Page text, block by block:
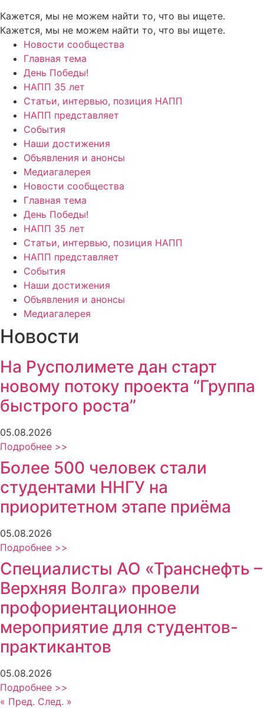
Кажется, мы не можем найти то, что вы ищете.
Кажется, мы не можем найти то, что вы ищете.
Новости сообщества
Главная тема
День Победы!
НАПП 35 лет
Статьи, интервью, позиция НАПП
НАПП представляет
События
Наши достижения
Объявления и анонсы
Медиагалерея
Новости сообщества
Главная тема
День Победы!
НАПП 35 лет
Статьи, интервью, позиция НАПП
НАПП представляет
События
Наши достижения
Объявления и анонсы
Медиагалерея
Новости
На Русполимете дан старт
новому потоку проекта “Группа
быстрого роста”
05.08.2026
Подробнее >>
Более 500 человек стали
студентами ННГУ на
приоритетном этапе приёма
05.08.2026
Подробнее >>
Специалисты АО «Транснефть –
Верхняя Волга» провели
профориентационное
мероприятие для студентов-
практикантов
05.08.2026
Подробнее >>
« Пред. След. »